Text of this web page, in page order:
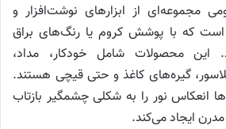
مجموعه‌ای از ابزارهای نوشت‌افزار و
که با پوشش کروم یا رنگ‌های براق
این محصولات شامل خودکار، مداد،
گیره‌های کاغذ و حتی قیچی هستند.
انعکاس نور را به شکلی چشمگیر بازتاب
ایجاد می‌کند.